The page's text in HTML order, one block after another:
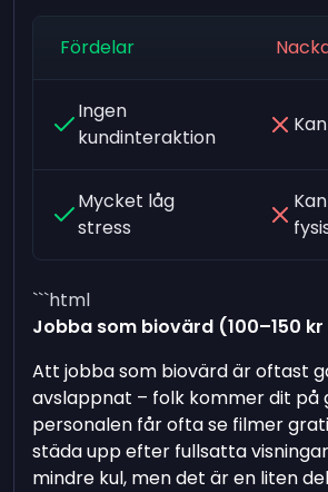
Fördelar
Ingen
kundinteraktion
Mycket låg
stress
```html
Jobba som biovärd (100–150
Att jobba som biovärd är oftast
avslappnat – folk kommer dit på
personalen får ofta se filmer
städa upp efter fullsatta
mindre kul, men det är en liten